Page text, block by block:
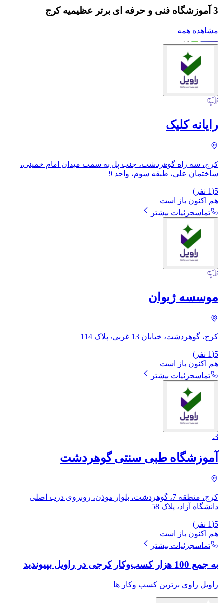
3 آموزشگاه فنی و حرفه ای برتر عظیمیه کرج
مشاهده همه
رایانه کلیک
کرج، سه راه گوهردشت، جنب پل به سمت میدان امام خمینی،
ساختمان علی، طبقه سوم، واحد 9
5
(
1 نفر)
هم اکنون باز است
تماسجزئیات بیشتر
موسسه ژیوان
کرج، گوهردشت، خیابان 13 غربی، پلاک 114
5
(
1 نفر)
هم اکنون باز است
تماسجزئیات بیشتر
3
.
آموزشگاه طبی سنتی گوهردشت
کرج، منطقه 7، گوهردشت، بلوار موذن، روبروی درب اصلی
دانشگاه آزاد، پلاک 58
5
(
1 نفر)
هم اکنون باز است
تماسجزئیات بیشتر
به جمع 100 هزار کسب‌وکار کرجی در راویل بپیوندید
راویل راوی برترین کسب وکار ها